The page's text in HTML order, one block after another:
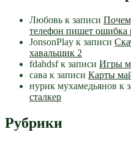
Любовь к записи
телефон пишет ошибка
JonsonPlay к записи
хавальщик 2
fdahdsfк записи Игры
сава к записи Карты
нурик мухамедьянов к
сталкер
Рубрики